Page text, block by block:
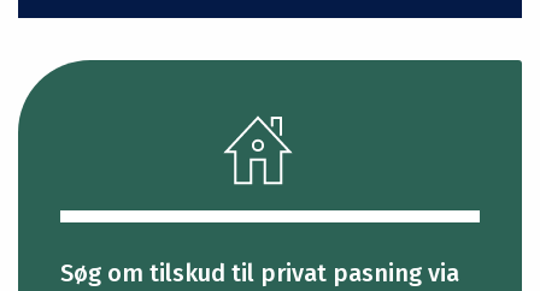
Søg om tilskud til privat pasning via